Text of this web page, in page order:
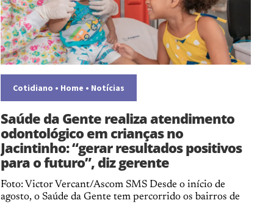
Cotidiano • Home • Notícias
Saúde da Gente realiza atendimento
odontológico em crianças no
Jacintinho: “gerar resultados positivos
para o futuro”, diz gerente
Foto: Victor Vercant/Ascom SMS Desde o início de
agosto, o Saúde da Gente tem percorrido os bairros de